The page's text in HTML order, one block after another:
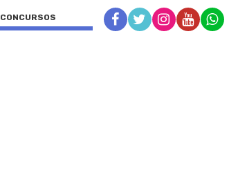
CONCURSOS